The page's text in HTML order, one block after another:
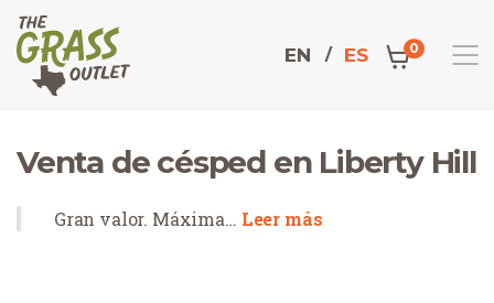
EN ES 0
Venta de césped en Liberty Hill
Gran valor. Máxima… Leer más